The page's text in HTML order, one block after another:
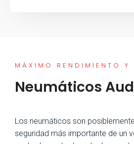
MÁXIMO RENDIMIENTO Y
Neumáticos
Los neumáticos son
seguridad más importante de un